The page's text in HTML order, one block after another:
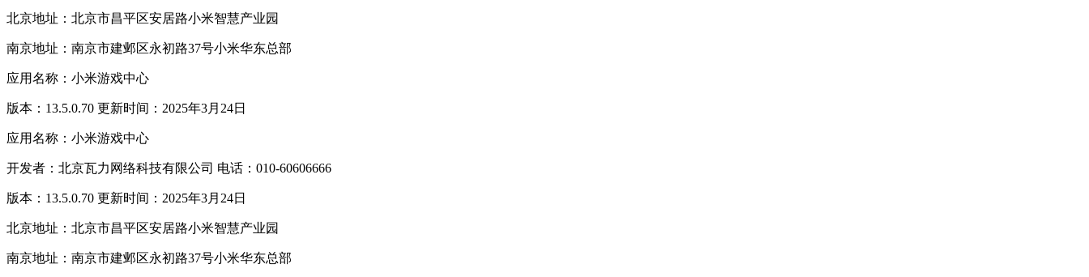
北京地址：北京市昌平区安居路小米智慧产业园
南京地址：南京市建邺区永初路37号小米华东总部
应用名称：小米游戏中心
版本：13.5.0.70 更新时间：2025年3月24日
应用名称：小米游戏中心
开发者：北京瓦力网络科技有限公司 电话：010-60606666
版本：13.5.0.70 更新时间：2025年3月24日
北京地址：北京市昌平区安居路小米智慧产业园
南京地址：南京市建邺区永初路37号小米华东总部